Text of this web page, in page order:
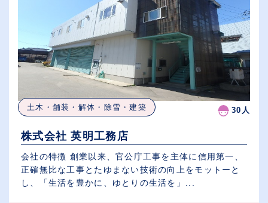
土木・舗装・解体・除雪・建築 30人
株式会社 英明工務店
会社の特徴 創業以来、官公庁工事を主体に信用第一、
正確無比な工事とたゆまない技術の向上をモットーと
し、「生活を豊かに、ゆとりの生活を」...